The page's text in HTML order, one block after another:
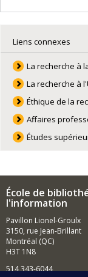
Liens connexes
La recherche à
La recherche à
Éthique de la
Affaires
Études
École de
l'information
Pavillon Lionel-Groulx
3150, rue Jean-Brillant
Montréal (QC)
H3T 1N8
514 343-6044